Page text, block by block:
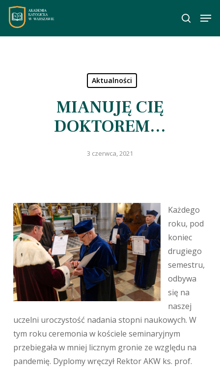
Skip
main
Aktualności
MIANUJĘ CIĘ
DOKTOREM…
3 czerwca, 2021
Każdego
roku, pod
koniec
drugiego
semestru,
odbywa
się na
naszej
uczelni uroczystość nadania stopni naukowych. W
tym roku ceremonia w kościele seminaryjnym
przebiegała w mniej licznym gronie ze względu na
pandemię. Dyplomy wręczył Rektor AKW ks. prof.